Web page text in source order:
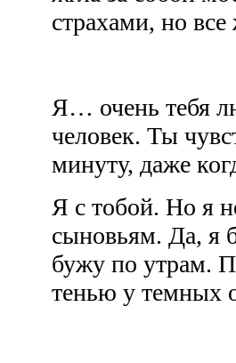
страхами, но
Я… очень тебя
человек. Ты
минуту, даже
Я с тобой. Но я
сыновьям. Да, я
бужу по утрам.
тенью у темных